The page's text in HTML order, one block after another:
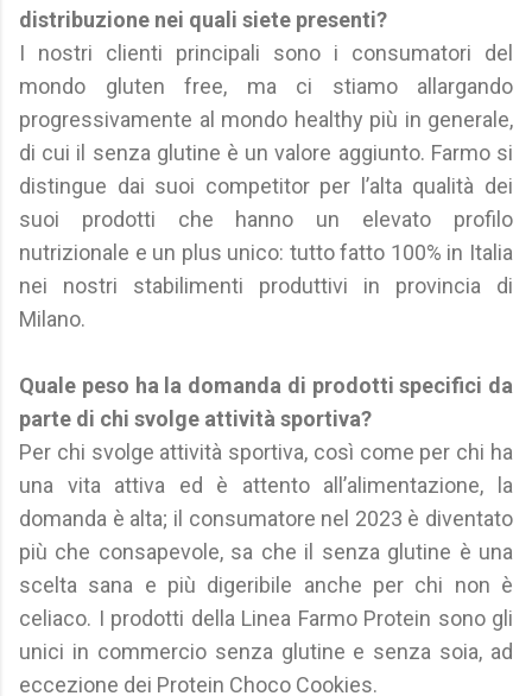
distribuzione nei quali siete presenti?
I nostri clienti principali sono i consumatori del
mondo gluten free, ma ci stiamo allargando
progressivamente al mondo healthy più in generale,
di cui il senza glutine è un valore aggiunto. Farmo si
distingue dai suoi competitor per l’alta qualità dei
suoi prodotti che hanno un elevato profilo
nutrizionale e un plus unico: tutto fatto 100% in Italia
nei nostri stabilimenti produttivi in provincia di
Milano.
Quale peso ha la domanda di prodotti specifici da
parte di chi svolge attività sportiva?
Per chi svolge attività sportiva, così come per chi ha
una vita attiva ed è attento all’alimentazione, la
domanda è alta; il consumatore nel 2023 è diventato
più che consapevole, sa che il senza glutine è una
scelta sana e più digeribile anche per chi non è
celiaco. I prodotti della Linea Farmo Protein sono gli
unici in commercio senza glutine e senza soia, ad
eccezione dei Protein Choco Cookies.